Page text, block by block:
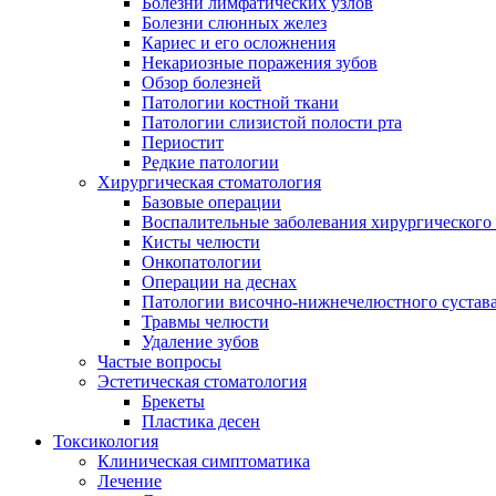
Болезни слюнных желез
Кариес и его осложнения
Некариозные поражения зубов
Обзор болезней
Патологии костной ткани
Патологии слизистой полости рта
Периостит
Редкие патологии
Хирургическая стоматология
Базовые операции
Воспалительные заболевания
Кисты челюсти
Онкопатологии
Операции на деснах
Патологии височно-нижнечелюстного сустава
Травмы челюсти
Удаление зубов
Частые вопросы
Эстетическая стоматология
Брекеты
Пластика десен
Токсикология
Клиническая симптоматика
Лечение